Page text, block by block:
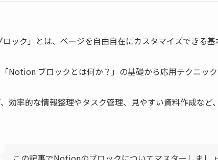
ック」とは、ページを自由自在にカスタマイズできる基
Notion ブロックとは何か？」の基礎から応用テクニック
効率的な情報整理やタスク管理、見やすい資料作成な